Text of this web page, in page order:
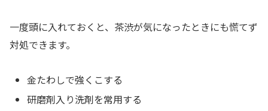
一度頭に入れておくと、茶渋が気になったときにも慌てず
対処できます。
金たわしで強くこする
研磨剤入り洗剤を常用する